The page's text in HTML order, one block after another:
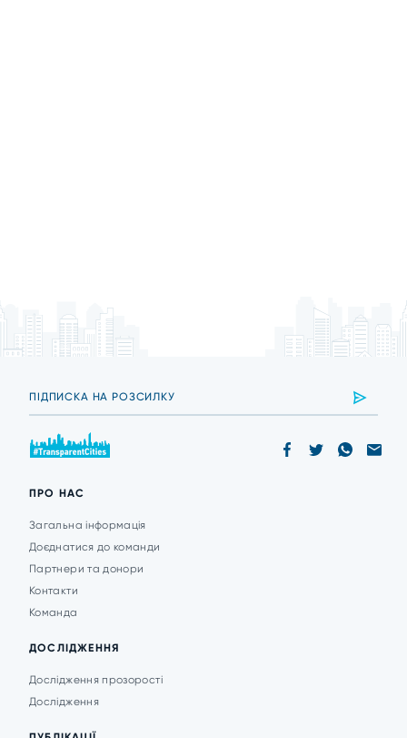
ПРО НАС
Загальна інформація
Доєднатися до команди
Партнери та донори
Контакти
Команда
ДОСЛІДЖЕННЯ
Дослідження прозорості
Дослідження